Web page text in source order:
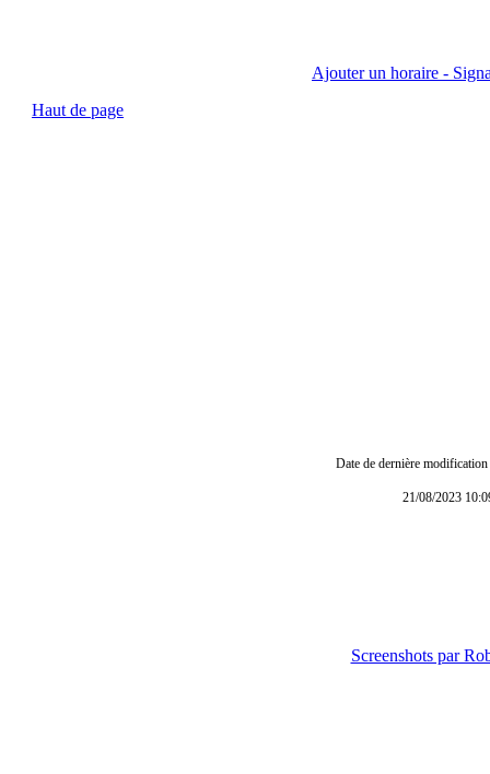
Ajouter un horaire -
Haut de page
Date de dernière
21/08/2023
Screenshots par